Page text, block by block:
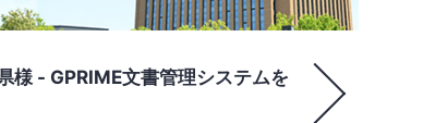
様 - GPRIME文書管理システムを